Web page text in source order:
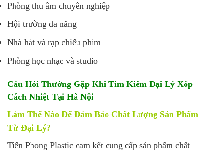
Phòng thu âm chuyên nghiệp
Hội trường đa năng
Nhà hát và rạp chiếu phim
Phòng học nhạc và studio
Câu Hỏi Thường Gặp Khi Tìm Kiếm Đại Lý Xốp
Cách Nhiệt Tại Hà Nội
Làm Thế Nào Để Đảm Bảo Chất Lượng Sản Phẩm
Từ Đại Lý?
Tiến Phong Plastic cam kết cung cấp sản phẩm chất